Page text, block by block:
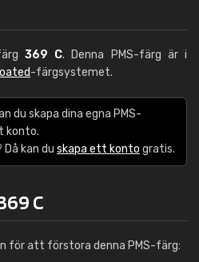
369 C. Denna PMS-färg är i
-färgsystemet.
du skapa dina egna PMS-
konto.
kan du skapa ett konto gratis.
C
för att förstora denna PMS-färg: